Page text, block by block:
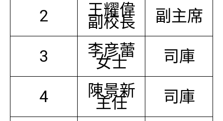
2 王耀偉
副校長 副主席
3 李彦蕾
女士 司庫
4 陳景新
主任 司庫